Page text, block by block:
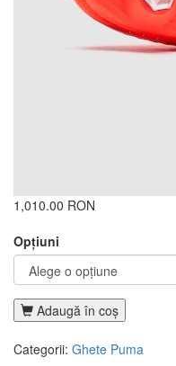
1,010.00 RON
Opţiuni
Adaugă în coş
Categorii: Ghete Puma